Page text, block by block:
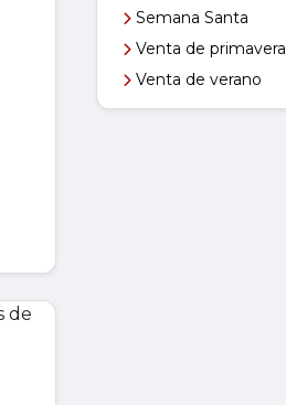
Semana Santa
Venta de primavera
Venta de verano